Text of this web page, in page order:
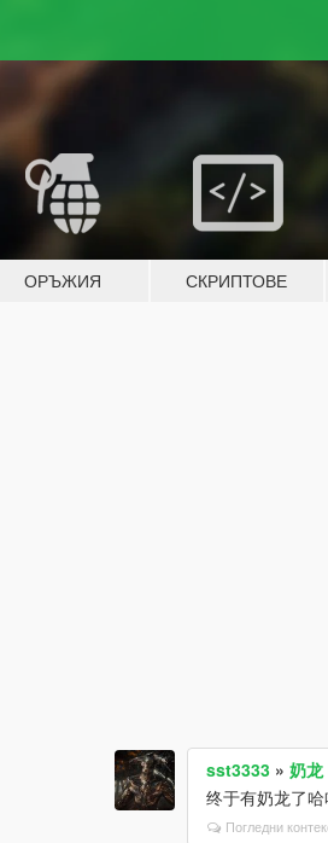
ОРЪЖИЯ СКРИПТОВЕ
sst3333 »奶
终于有奶龙了
Погледни